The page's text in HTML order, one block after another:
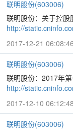
联明股份(603006)
联明股份：关于控股
http://
2017-12-21 06:08:46
联明股份(603006)
联明股份：2017年
http://
2017-12-10 06:12:48
联明股份(603006)